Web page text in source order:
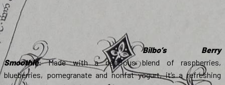
Bilbo’s Berry
Smoothie: Made with a delicious blend of raspberries,
blueberries, pomegranate and nonfat yogurt, it’s a refreshing